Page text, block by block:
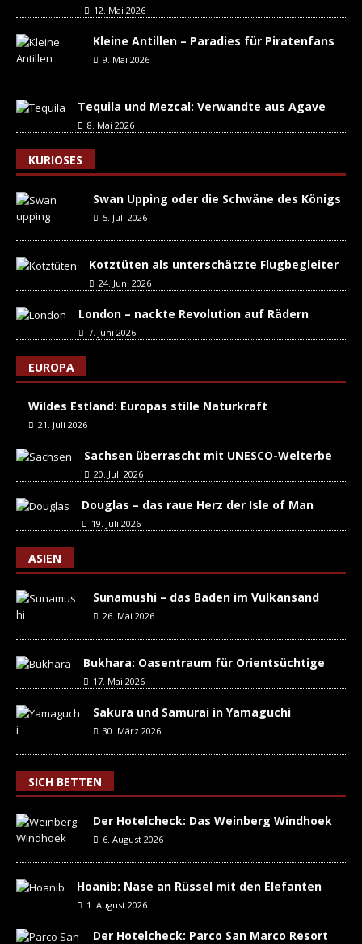
12. Mai 2026
Kleine Antillen – Paradies für Piratenfans
9. Mai 2026
Tequila und Mezcal: Verwandte aus Agave
8. Mai 2026
KURIOSES
Swan Upping oder die Schwäne des Königs
5. Juli 2026
Kotztüten als unterschätzte Flugbegleiter
24. Juni 2026
London – nackte Revolution auf Rädern
7. Juni 2026
EUROPA
Wildes Estland: Europas stille Naturkraft
21. Juli 2026
Sachsen überrascht mit UNESCO-Welterbe
20. Juli 2026
Douglas – das raue Herz der Isle of Man
19. Juli 2026
ASIEN
Sunamushi – das Baden im Vulkansand
26. Mai 2026
Bukhara: Oasentraum für Orientsüchtige
17. Mai 2026
Sakura und Samurai in Yamaguchi
30. März 2026
SICH BETTEN
Der Hotelcheck: Das Weinberg Windhoek
6. August 2026
Hoanib: Nase an Rüssel mit den Elefanten
1. August 2026
Der Hotelcheck: Parco San Marco Resort